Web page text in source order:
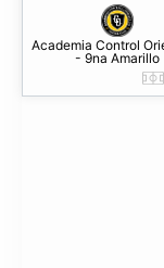
Academia Control
- 9na Amarillo